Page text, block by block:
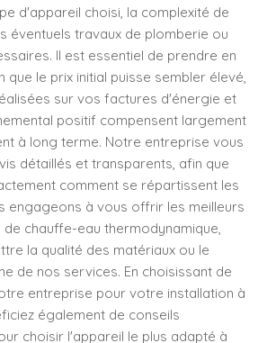
d'appareil choisi, la complexité de
éventuels travaux de plomberie ou
Il est essentiel de prendre en
que le prix initial puisse sembler élevé,
sur vos factures d'énergie et
positif compensent largement
à long terme. Notre entreprise vous
détaillés et transparents, afin que
comment se répartissent les
engageons à vous offrir les meilleurs
de chauffe-eau thermodynamique,
la qualité des matériaux ou le
de nos services. En choisissant de
entreprise pour votre installation à
également de conseils
choisir l'appareil le plus adapté à